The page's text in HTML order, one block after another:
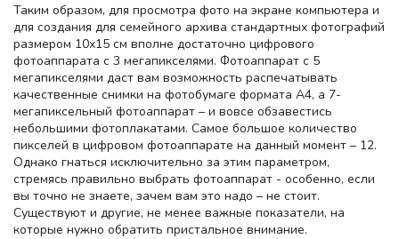
Таким образом, для просмотра фото на экране компьютера и
для создания для семейного архива стандартных фотографий
размером 10х15 см вполне достаточно цифрового
фотоаппарата с 3 мегапикселями. Фотоаппарат с 5
мегапикселями даст вам возможность распечатывать
качественные снимки на фотобумаге формата А4, а 7-
мегапиксельный фотоаппарат – и вовсе обзавестись
небольшими фотоплакатами. Самое большое количество
пикселей в цифровом фотоаппарате на данный момент – 12.
Однако гнаться исключительно за этим параметром,
стремясь правильно выбрать фотоаппарат - особенно, если
вы точно не знаете, зачем вам это надо – не стоит.
Существуют и другие, не менее важные показатели, на
которые нужно обратить пристальное внимание.